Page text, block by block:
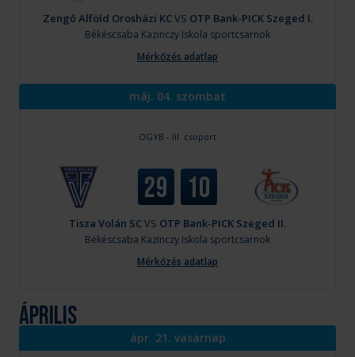
Zengő Alföld Orosházi KCVS OTP Bank-PICK Szeged I.
Békéscsaba Kazinczy Iskola sportcsarnok
Mérkőzés adatlap
máj. 04. szombat
OGYB - III. csoport
29 10
Tisza Volán SCVS OTP Bank-PICK Szeged II.
Békéscsaba Kazinczy Iskola sportcsarnok
Mérkőzés adatlap
április
ápr. 21. vasárnap